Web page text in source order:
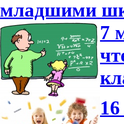
младшими
7